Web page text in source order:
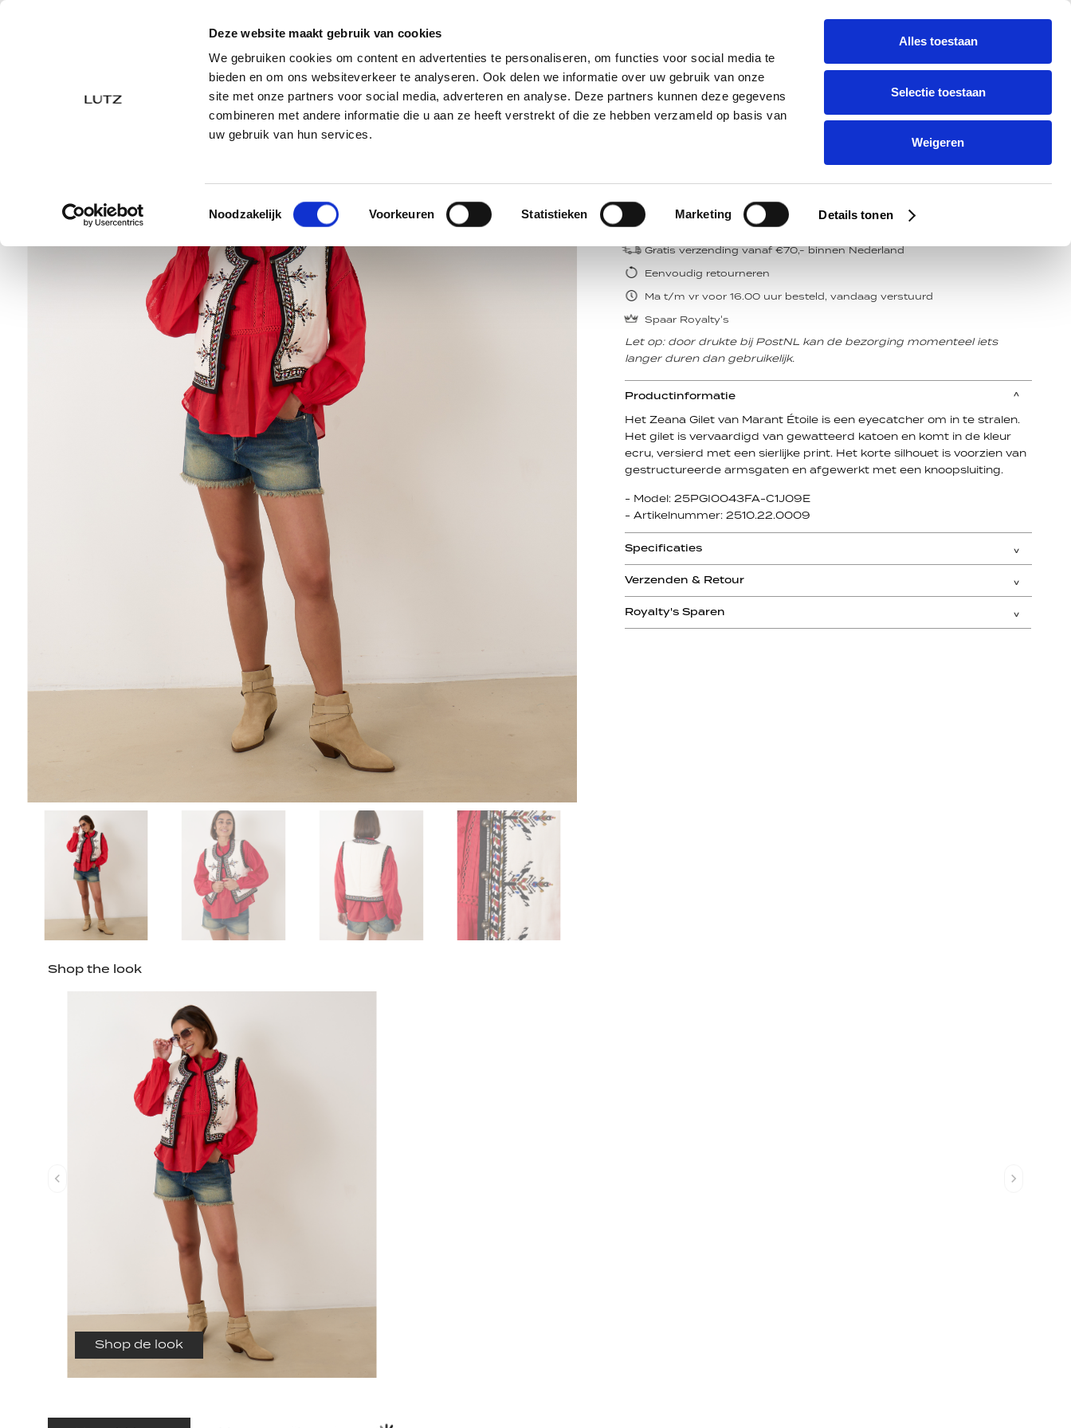
Deze website maakt gebruik van cookies
We gebruiken cookies om content en advertenties te personaliseren, om functies voor social media te
bieden en om ons websiteverkeer te analyseren. Ook delen we informatie over uw gebruik van onze
site met onze partners voor social media, adverteren en analyse. Deze partners kunnen deze gegevens
combineren met andere informatie die u aan ze heeft verstrekt of die ze hebben verzameld op basis van
uw gebruik van hun services.
Toestemmingsselectie
Noodzakelijk Voorkeuren Statistieken Marketing Details tonen
Alles toestaan
Selectie toestaan
Weigeren
NIEUW LOOKS HEREN MAATWERK MERKEN
Zoek
Zoek
Sale Blazers Gilets Zeana gilet Ecru
Informeer zodra voorradig
Gratis verzending vanaf €70,- binnen Nederland
Eenvoudig retourneren
Ma t/m vr voor 16.00 uur besteld, vandaag verstuurd
Spaar Royalty's
Let op: door drukte bij PostNL kan de bezorging momenteel iets
langer duren dan gebruikelijk.
Productinformatie
Het Zeana Gilet van Marant Étoile is een eyecatcher om in te stralen.
Het gilet is vervaardigd van gewatteerd katoen en komt in de kleur
ecru, versierd met een sierlijke print. Het korte silhouet is voorzien van
gestructureerde armsgaten en afgewerkt met een knoopsluiting.
- Model: 25PGI0043FA-C1J09E
- Artikelnummer: 2510.22.0009
Specificaties
Verzenden & Retour
Royalty's Sparen
Shop the look
Shop de look